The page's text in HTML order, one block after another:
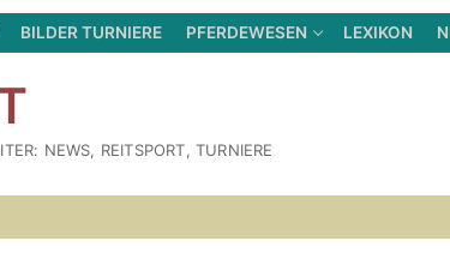
BILDER TURNIERE PFERDEWESEN LEXIKON
NEWS, REITSPORT, TURNIERE